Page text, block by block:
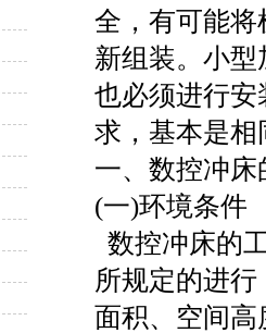
全，有可能
新组装。小
也必须进行
求，基本是相
一、数控冲
(一)环境条件
数控冲床的
所规定的进
面积、空间